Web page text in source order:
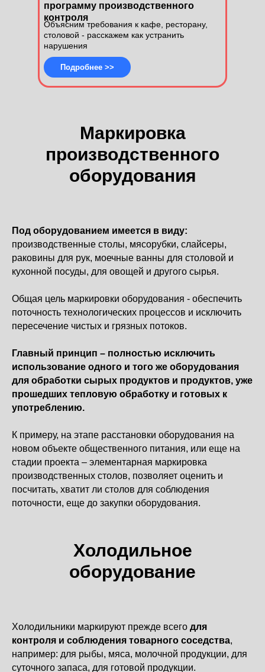
программу производственного
контроля
Объясним требования к кафе, ресторану,
столовой - расскажем как устранить
нарушения
Подробнее >>
Маркировка
производственного
оборудования
Под оборудованием имеется в виду:
производственные столы, мясорубки, слайсеры,
раковины для рук, моечные ванны для столовой и
кухонной посуды, для овощей и другого сырья.
Общая цель маркировки оборудования - обеспечить
поточность технологических процессов и исключить
пересечение чистых и грязных потоков.
Главный принцип – полностью исключить
использование одного и того же оборудования
для обработки сырых продуктов и продуктов, уже
прошедших тепловую обработку и готовых к
употреблению.
К примеру, на этапе расстановки оборудования на
новом объекте общественного питания, или еще на
стадии проекта – элементарная маркировка
производственных столов, позволяет оценить и
посчитать, хватит ли столов для соблюдения
поточности, еще до закупки оборудования.
Холодильное
оборудование
Холодильники маркируют прежде всего для
контроля и соблюдения товарного соседства,
например: для рыбы, мяса, молочной продукции, для
суточного запаса, для готовой продукции.